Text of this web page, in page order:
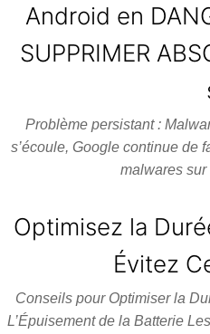
Android en
SUPPRIMER
Problème persistant :
s’écoule, Google continue de
malwares
Optimisez la
Évitez
Conseils pour Optimiser la
L’Épuisement de la Batterie